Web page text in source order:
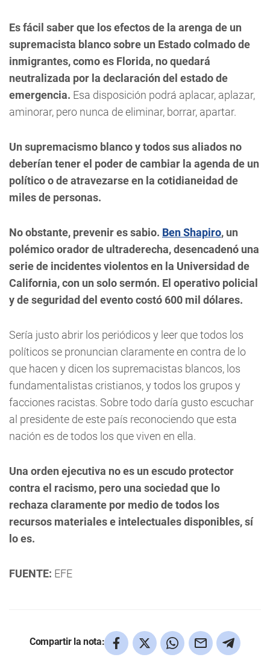
Es fácil saber que los efectos de la arenga de un
supremacista blanco sobre un Estado colmado de
inmigrantes, como es Florida, no quedará
neutralizada por la declaración del estado de
emergencia. Esa disposición podrá aplacar, aplazar,
aminorar, pero nunca de eliminar, borrar, apartar.
Un supremacismo blanco y todos sus aliados no
deberían tener el poder de cambiar la agenda de un
político o de atravezarse en la cotidianeidad de
miles de personas.
No obstante, prevenir es sabio. Ben Shapiro, un
polémico orador de ultraderecha, desencadenó una
serie de incidentes violentos en la Universidad de
California, con un solo sermón. El operativo policial
y de seguridad del evento costó 600 mil dólares.
Sería justo abrir los periódicos y leer que todos los
políticos se pronuncian claramente en contra de lo
que hacen y dicen los supremacistas blancos, los
fundamentalistas cristianos, y todos los grupos y
facciones racistas. Sobre todo daría gusto escuchar
al presidente de este país reconociendo que esta
nación es de todos los que viven en ella.
Una orden ejecutiva no es un escudo protector
contra el racismo, pero una sociedad que lo
rechaza claramente por medio de todos los
recursos materiales e intelectuales disponibles, sí
lo es.
FUENTE: EFE
Compartir la nota: